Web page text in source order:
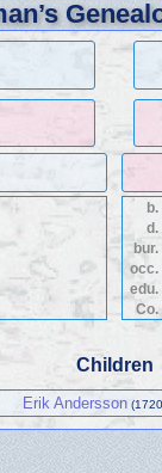
b.
d.
bur.
occ.
edu.
Co.
Children
Erik Andersson